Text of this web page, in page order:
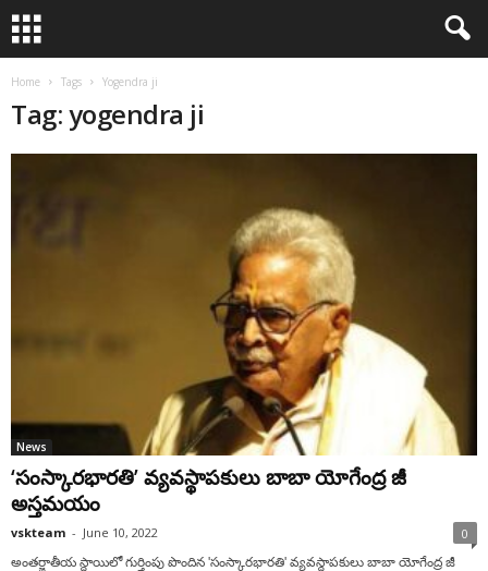
Home Tags Yogendra ji
Tag: yogendra ji
News
‘సంస్కారభారతి’ వ్యవస్థాపకులు బాబా యోగేంద్ర జీ
అస్తమయం
vskteam - June 10, 2022 0
అంతర్జాతీయ స్థాయిలో గుర్తింపు పొందిన 'సంస్కారభారతి' వ్యవస్థాపకులు బాబా యోగేంద్ర జీ